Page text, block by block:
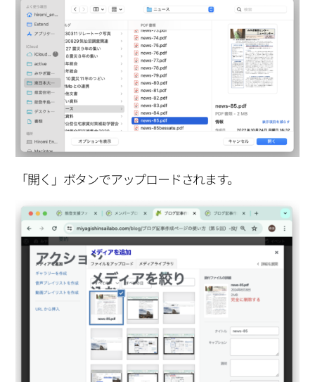
「開く」ボタンでアップロードされます。